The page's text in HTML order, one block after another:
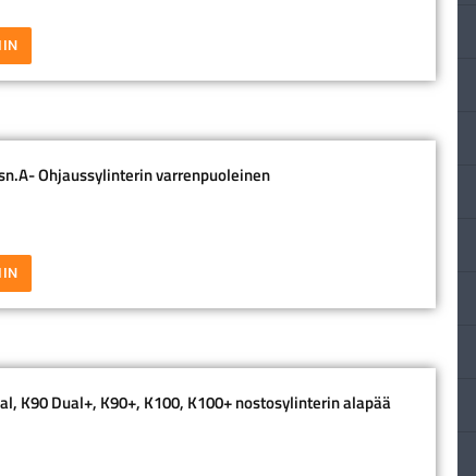
Ohjaussylinterin varrenpuoleinen
K90 Dual+, K90+, K100, K100+ nostosylinterin alapää